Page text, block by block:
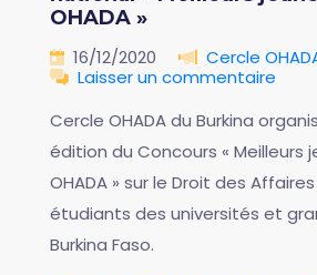
OHADA »
16/12/2020
Cercle
Laisser un commentaire
Cercle OHADA du Burkina
édition du Concours « Meilleurs
OHADA » sur le Droit des
étudiants des universités et
Burkina Faso.